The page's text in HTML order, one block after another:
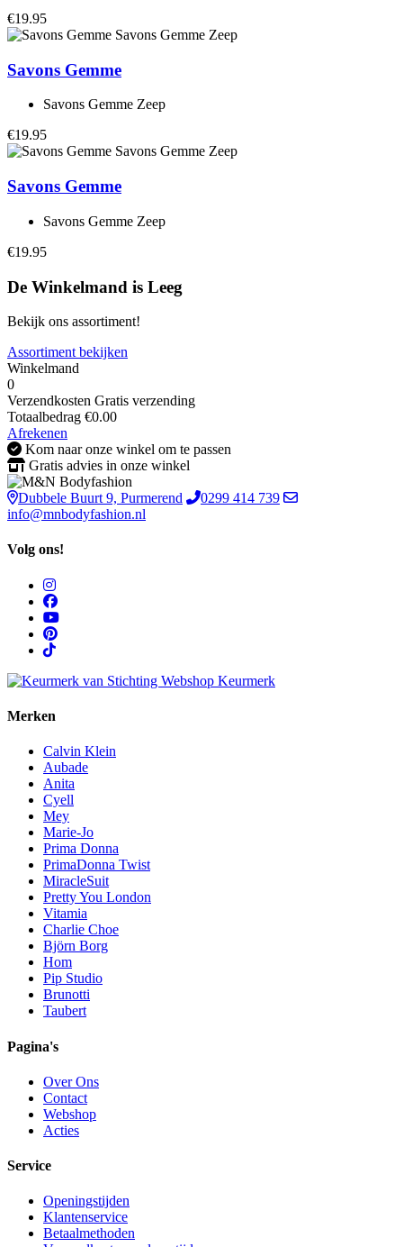
€19.95
Savons Gemme
Savons Gemme Zeep
€19.95
Savons Gemme
Savons Gemme Zeep
€19.95
De Winkelmand is Leeg
Bekijk ons assortiment!
Assortiment bekijken
Winkelmand
0
Verzendkosten Gratis verzending
Totaalbedrag €0.00
Afrekenen
Kom naar onze winkel om te passen
Gratis advies in onze winkel
Dubbele Buurt 9, Purmerend
0299 414 739
info@mnbodyfashion.nl
Volg ons!
Merken
Calvin Klein
Aubade
Anita
Cyell
Mey
Marie-Jo
Prima Donna
PrimaDonna Twist
MiracleSuit
Pretty You London
Vitamia
Charlie Choe
Björn Borg
Hom
Pip Studio
Brunotti
Taubert
Pagina's
Over Ons
Contact
Webshop
Acties
Service
Openingstijden
Klantenservice
Betaalmethoden